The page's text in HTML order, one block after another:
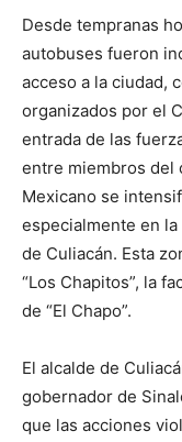
Desde tempranas
autobuses fueron
acceso a la ciudad,
organizados por el
entrada de las
entre miembros del
Mexicano se
especialmente en
de Culiacán. Esta
“Los Chapitos”, la
de “El Chapo”.
El alcalde de
gobernador de
que las acciones